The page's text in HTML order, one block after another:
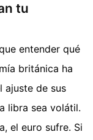
tu
entender qué
británica ha
ajuste de sus
libra sea volátil.
el euro sufre. Si